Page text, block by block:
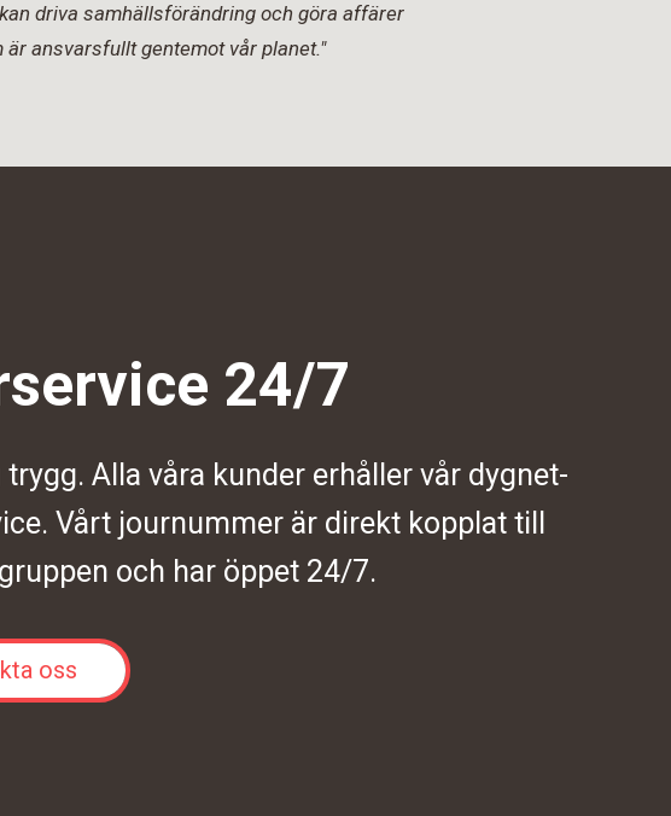
driva samhällsförändring och göra affärer
är ansvarsfullt gentemot vår planet."
24/7
trygg. Alla våra kunder erhåller vår dygnet-
Vårt journummer är direkt kopplat till
och har öppet 24/7.
oss